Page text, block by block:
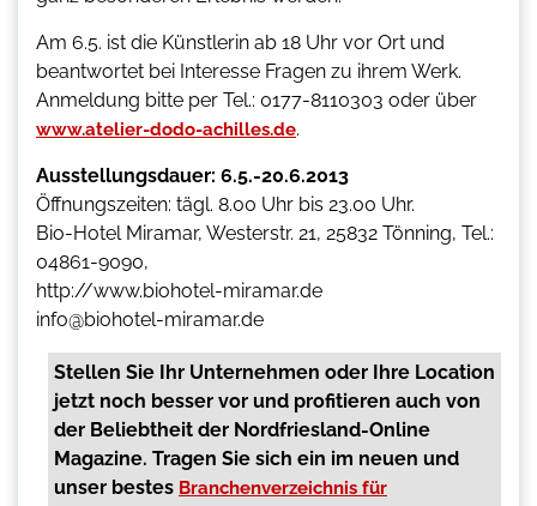
Am 6.5. ist die Künstlerin ab 18 Uhr vor Ort und
beantwortet bei Interesse Fragen zu ihrem Werk.
Anmeldung bitte per Tel.: 0177-8110303 oder über
www.atelier-dodo-achilles.de.
Ausstellungsdauer: 6.5.-20.6.2013
Öffnungszeiten: tägl. 8.00 Uhr bis 23.00 Uhr.
Bio-Hotel Miramar, Westerstr. 21, 25832 Tönning, Tel.:
04861-9090,
http://www.biohotel-miramar.de
info@biohotel-miramar.de
Stellen Sie Ihr Unternehmen oder Ihre Location
jetzt noch besser vor und profitieren auch von
der Beliebtheit der Nordfriesland-Online
Magazine. Tragen Sie sich ein im neuen und
unser bestes Branchenverzeichnis für